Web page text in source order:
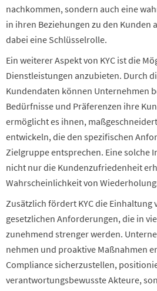
nachkommen, sondern auch eine
in ihren Beziehungen zu den Kunden
dabei eine Schlüsselrolle.
Ein weiterer Aspekt von KYC ist die
Dienstleistungen anzubieten. Durch
Kundendaten können Unternehmen
Bedürfnisse und Präferenzen ihre
ermöglicht es ihnen,
entwickeln, die den spezifischen
Zielgruppe entsprechen. Eine solche
nicht nur die Kundenzufriedenheit
Wahrscheinlichkeit von
Zusätzlich fördert KYC die Einhaltung
gesetzlichen Anforderungen, die in
zunehmend strenger werden.
nehmen und proaktive Maßnahmen
Compliance sicherzustellen,
verantwortungsbewusste Akteure,